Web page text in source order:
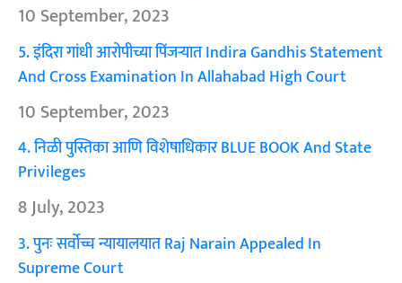
10 September, 2023
5. इंदिरा गांधी आरोपीच्या पिंजऱ्यात Indira Gandhis Statement
And Cross Examination In Allahabad High Court
10 September, 2023
4. निळी पुस्तिका आणि विशेषाधिकार BLUE BOOK And State
Privileges
8 July, 2023
3. पुनः सर्वोच्च न्यायालयात Raj Narain Appealed In
Supreme Court